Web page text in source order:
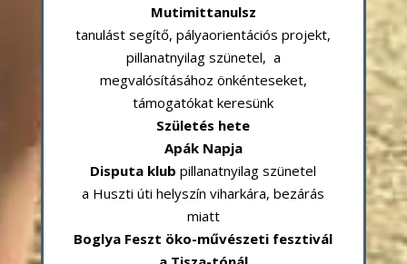
Mutimittanulsz
tanulást segítő, pályaorientációs projekt,
pillanatnyilag szünetel, a
megvalósításához önkénteseket,
támogatókat keresünk
Születés hete
Apák Napja
Disputa klub pillanatnyilag szünetel
a Huszti úti helyszín viharkára, bezárás
miatt
Boglya Feszt öko-művészeti fesztivál